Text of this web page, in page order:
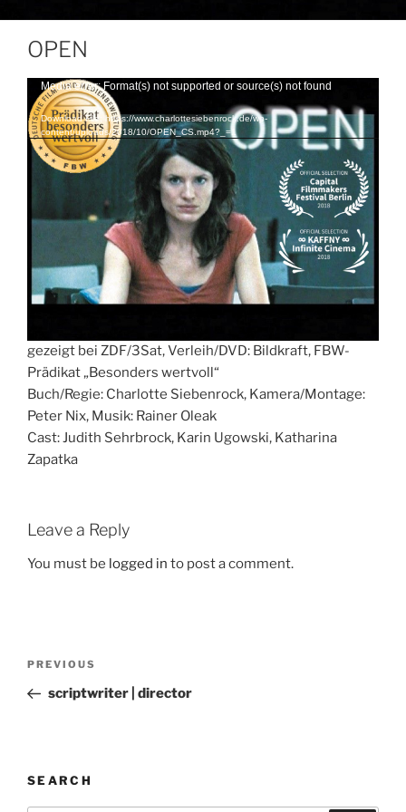
OPEN
Video
Player
Media error: Format(s) not supported or source(s) not found
Download File: https://www.charlottesiebenrock.de/wp-
content/uploads/2018/10/OPEN_CS.mp4?_=1
„OPEN“, Kurzfilm, 35 mm, Produzentin: Renée
gezeigt bei ZDF/3Sat, Verleih/DVD: Bildkraft, FBW-
Prädikat „Besonders wertvoll“
Buch/Regie: Charlotte Siebenrock, Kamera/Montage:
Peter Nix, Musik: Rainer Oleak
Cast: Judith Sehrbrock, Karin Ugowski, Katharina
Zapatka
Leave a Reply
You must be logged in to post a comment.
Previous
Post
PREVIOUS
scriptwriter | director
SEARCH